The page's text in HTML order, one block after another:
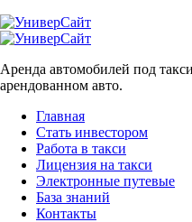
Аренда автомобилей под
арендованном авто.
Главная
Стать инвестором
Работа в такси
Лицензия на такси
Электронные путевые
База знаний
Контакты